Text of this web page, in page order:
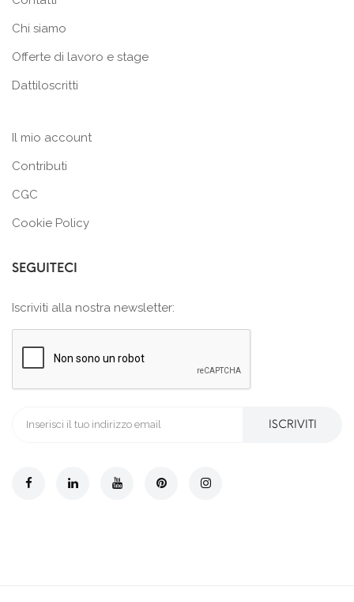
Chi siamo
Offerte di lavoro e stage
Dattiloscritti
Il mio account
Contributi
CGC
Cookie Policy
SEGUITECI
Iscriviti alla nostra newsletter:
ISCRIVITI